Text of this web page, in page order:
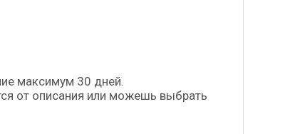
максимум 30 дней.
от описания или можешь выбрать